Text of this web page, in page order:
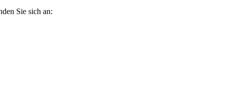
Sie sich an: